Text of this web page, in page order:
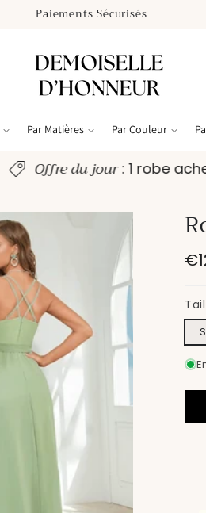
Paiements Sécurisés
Par Matières Par Couleur
Offre du jour: 1 robe